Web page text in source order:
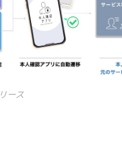
ース